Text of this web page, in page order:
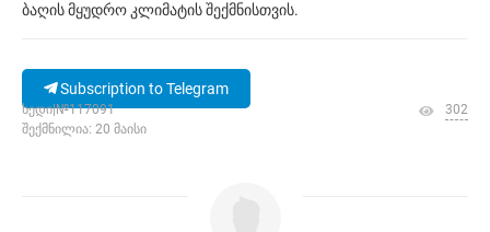
ბაღის მყუდრო კლიმატის შექმნისთვის.
Subscription to Telegram
ხედი|№117091
შექმნილია: 20 მაისი
302